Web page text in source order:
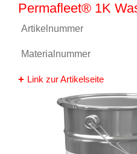
Permafleet® 1K
Artikelnummer
Materialnummer
Link zur Artikelseite